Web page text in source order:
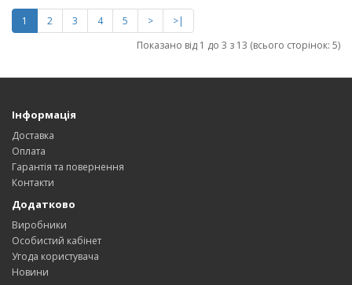
1 2 3 4 5 >
>|
Показано від 1 до 3 з 13 (всього сторінок: 5)
Інформація
Доставка
Оплата
Гарантія та повернення
Контакти
Додатково
Виробники
Особистий кабінет
Угода користувача
Новини